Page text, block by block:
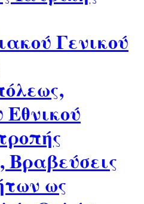
Γενικού
Βραβεύσεις
ως